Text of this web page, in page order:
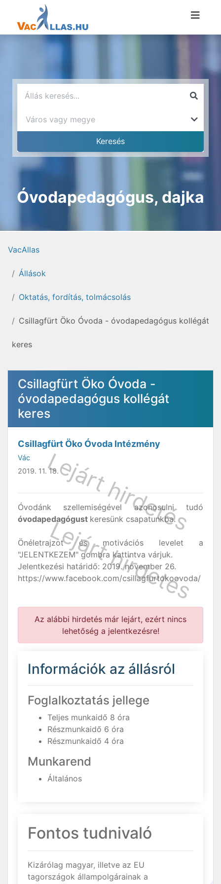
Óvodapedagógus, dajka
VacAllas
Állások
Oktatás, fordítás, tolmácsolás
Csillagfürt Öko Óvoda - óvodapedagógus kollégát
keres
Csillagfürt Öko Óvoda -
óvodapedagógus kollégát
keres
Csillagfürt Öko Óvoda Intézmény
Vác
2019. 11. 18.
Óvodánk szellemiségével azonosulni tudó
óvodapedagógust keresünk csapatunkba.
Önéletrajzot és motivációs levelet a
"JELENTKEZEM" gombra kattintva várjuk.
Jelentkezési határidő: 2019. november 26.
https://www.facebook.com/csillagfurtokoovoda/
Az alábbi hirdetés már lejárt, ezért nincs
lehetőség a jelentkezésre!
Információk az állásról
Foglalkoztatás jellege
Teljes munkaidő 8 óra
Részmunkaidő 6 óra
Részmunkaidő 4 óra
Munkarend
Általános
Fontos tudnivaló
Kizárólag magyar, illetve az EU
tagországok állampolgárainak a